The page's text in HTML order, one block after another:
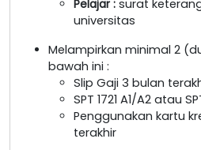
Pelajar : surat
universitas
Melampirkan minimal 2
bawah ini :
Slip Gaji 3 bulan
SPT 1721 A1/A2 atau
Penggunakan kartu
terakhir